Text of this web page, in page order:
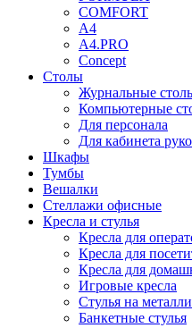
COMFORT
A4
A4.PRO
Concept
Столы
Журнальные
Компьютерные
Для персонала
Для кабинета
Шкафы
Тумбы
Вешалки
Стеллажи офисные
Кресла и стулья
Кресла для
Кресла для
Кресла для
Игровые кресла
Стулья на
Банкетные стулья